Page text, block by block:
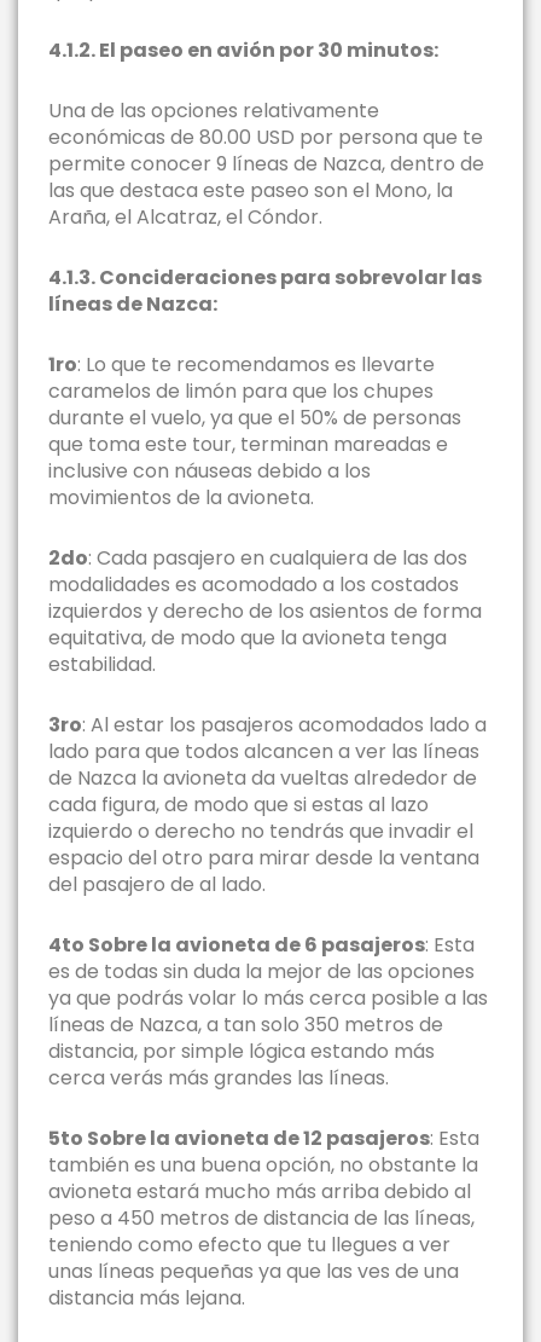
4.1.2. El paseo en avión por 30 minutos:
Una de las opciones relativamente
económicas de 80.00 USD por persona que te
permite conocer 9 líneas de Nazca, dentro de
las que destaca este paseo son el Mono, la
Araña, el Alcatraz, el Cóndor.
4.1.3. Concideraciones para sobrevolar las
líneas de Nazca:
1ro: Lo que te recomendamos es llevarte
caramelos de limón para que los chupes
durante el vuelo, ya que el 50% de personas
que toma este tour, terminan mareadas e
inclusive con náuseas debido a los
movimientos de la avioneta.
2do: Cada pasajero en cualquiera de las dos
modalidades es acomodado a los costados
izquierdos y derecho de los asientos de forma
equitativa, de modo que la avioneta tenga
estabilidad.
3ro: Al estar los pasajeros acomodados lado a
lado para que todos alcancen a ver las líneas
de Nazca la avioneta da vueltas alrededor de
cada figura, de modo que si estas al lazo
izquierdo o derecho no tendrás que invadir el
espacio del otro para mirar desde la ventana
del pasajero de al lado.
4to Sobre la avioneta de 6 pasajeros: Esta
es de todas sin duda la mejor de las opciones
ya que podrás volar lo más cerca posible a las
líneas de Nazca, a tan solo 350 metros de
distancia, por simple lógica estando más
cerca verás más grandes las líneas.
5to Sobre la avioneta de 12 pasajeros: Esta
también es una buena opción, no obstante la
avioneta estará mucho más arriba debido al
peso a 450 metros de distancia de las líneas,
teniendo como efecto que tu llegues a ver
unas líneas pequeñas ya que las ves de una
distancia más lejana.